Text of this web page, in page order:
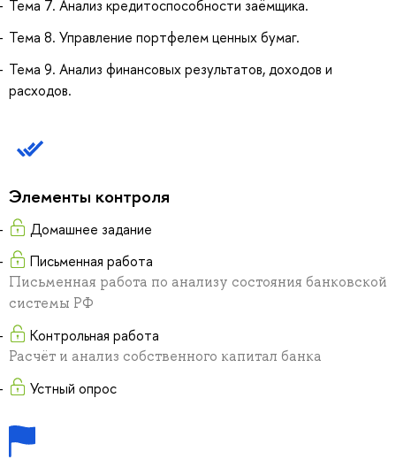
Тема 7. Анализ кредитоспособности заёмщика.
Тема 8. Управление портфелем ценных бумаг.
Тема 9. Анализ финансовых результатов, доходов и
расходов.
Элементы контроля
Домашнее задание
Письменная работа
Письменная работа по анализу состояния банковской
системы РФ
Контрольная работа
Расчёт и анализ собственного капитал банка
Устный опрос